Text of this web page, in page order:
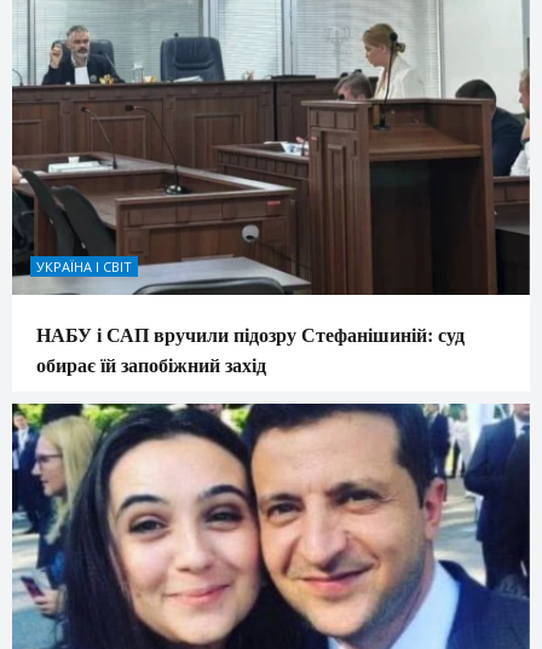
УКРАЇНА І СВІТ
НАБУ і САП вручили підозру Стефанішиній: суд
обирає їй запобіжний захід